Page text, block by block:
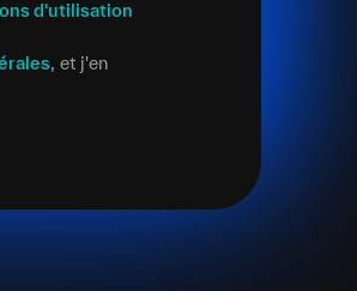
d'utilisation
, et j'en